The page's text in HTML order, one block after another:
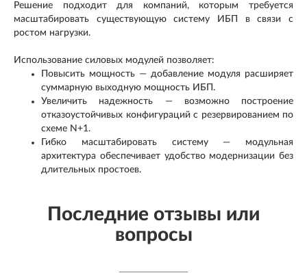
Решение подходит для компаний, которым требуется
масштабировать существующую систему ИБП в связи с
ростом нагрузки.
Использование силовых модулей позволяет:
Повысить мощность — добавление модуля расширяет
суммарную выходную мощность ИБП.
Увеличить надежность — возможно построение
отказоустойчивых конфигураций с резервированием по
схеме N+1.
Гибко масштабировать систему — модульная
архитектура обеспечивает удобство модернизации без
длительных простоев.
Последние отзывы или
вопросы